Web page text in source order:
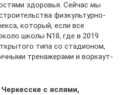
здоровья. Сейчас мы
физкультурно-
который, если все
школы N18, где в 2019
типа со стадионом,
тренажерами и воркаут-
с яслями,